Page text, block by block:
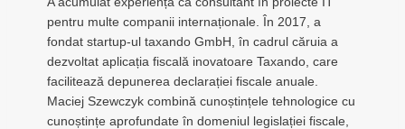
pentru multe companii internaționale. În 2017, a
fondat startup-ul taxando GmbH, în cadrul căruia a
dezvoltat aplicația fiscală inovatoare Taxando, care
facilitează depunerea declarației fiscale anuale.
Maciej Szewczyk combină cunoștințele tehnologice cu
cunoștințe aprofundate în domeniul legislației fiscale,